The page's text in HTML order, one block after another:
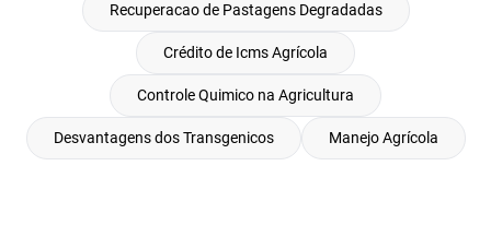
Recuperacao de Pastagens Degradadas
Crédito de Icms Agrícola
Controle Quimico na Agricultura
Desvantagens dos Transgenicos Manejo Agrícola